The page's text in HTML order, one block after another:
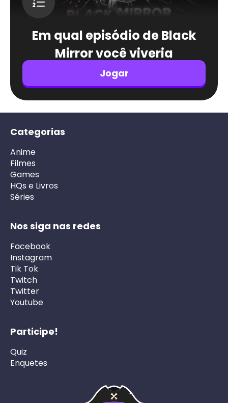
Em qual episódio de Black
Mirror você viveria
Jogar
Categorias
Anime
Filmes
Games
HQs e Livros
Séries
Nos siga nas redes
Facebook
Instagram
Tik Tok
Twitch
Twitter
Youtube
Participe!
Quiz
Enquetes